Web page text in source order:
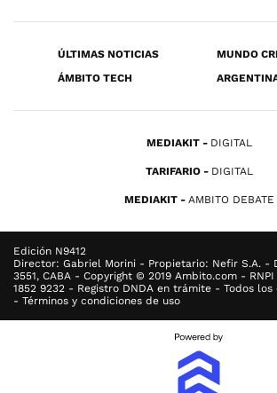
ÚLTIMAS NOTICIAS
MUNDO
ÁMBITO TECH
MEDIAKIT DIGITAL
TARIFARIO DIGITAL
MEDIAKIT AMBITO DEBATE
Edición N9412
Director: Gabriel Morini - Propietario: Nefir S.A. -
3551, CABA - Copyright © 2019 Ambito.com -
1852 9232 - Registro DNDA en trámite - Todos
- Términos y condiciones de uso